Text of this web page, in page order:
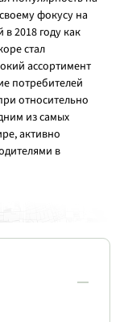
фокусу на
2018 году как
стал
ассортимент
потребителей
относительно
из самых
активно
в